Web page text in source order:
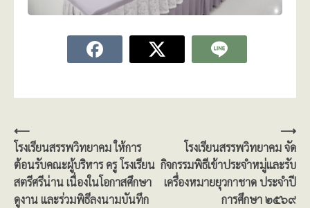
แนะแนว
เรื่อง
⟵
โรงเรียนสรรพวิทยาคม ให้การ
ต้อนรับคณะผู้บริหาร ครู โรงเรียน
สตรีศรีน่าน เนื่องในโอกาสศึกษา
ดูงาน และร่วมพิธีลงนามบันทึก
โรงเรียนสรรพวิทยาคม จัด
กิจกรรมพิธีเข้าประจำหมู่และรับ
เครื่องหมายยุวกาชาด ประจำปี
การศึกษา ๒๕๖๙
⟶